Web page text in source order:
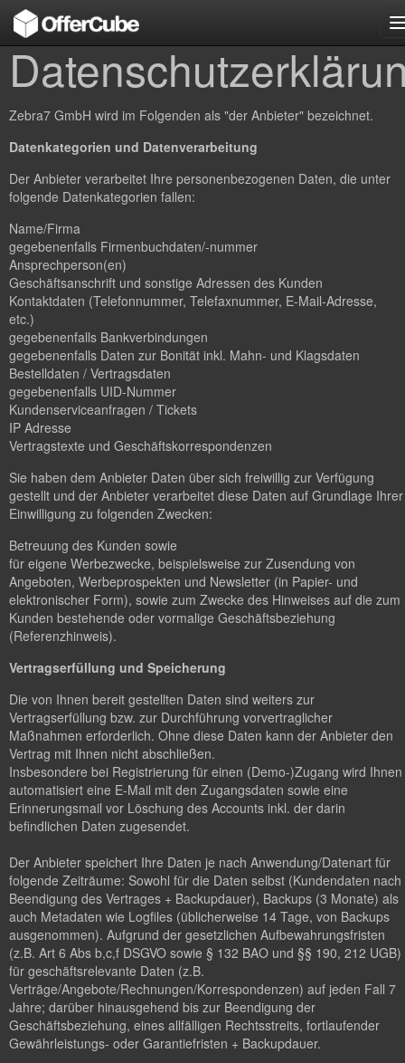
Zebra7 GmbH wird im Folgenden als "der Anbieter" bezeichnet.
Datenkategorien und Datenverarbeitung
Der Anbieter verarbeitet Ihre personenbezogenen Daten, die unter
folgende Datenkategorien fallen:
Name/Firma
gegebenenfalls Firmenbuchdaten/-nummer
Ansprechperson(en)
Geschäftsanschrift und sonstige Adressen des Kunden
Kontaktdaten (Telefonnummer, Telefaxnummer, E-Mail-Adresse,
etc.)
gegebenenfalls Bankverbindungen
gegebenenfalls Daten zur Bonität inkl. Mahn- und Klagsdaten
Bestelldaten / Vertragsdaten
gegebenenfalls UID-Nummer
Kundenserviceanfragen / Tickets
IP Adresse
Vertragstexte und Geschäftskorrespondenzen
Sie haben dem Anbieter Daten über sich freiwillig zur Verfügung
gestellt und der Anbieter verarbeitet diese Daten auf Grundlage Ihrer
Einwilligung zu folgenden Zwecken:
Betreuung des Kunden sowie
für eigene Werbezwecke, beispielsweise zur Zusendung von
Angeboten, Werbeprospekten und Newsletter (in Papier- und
elektronischer Form), sowie zum Zwecke des Hinweises auf die zum
Kunden bestehende oder vormalige Geschäftsbeziehung
(Referenzhinweis).
Vertragserfüllung und Speicherung
Die von Ihnen bereit gestellten Daten sind weiters zur
Vertragserfüllung bzw. zur Durchführung vorvertraglicher
Maßnahmen erforderlich. Ohne diese Daten kann der Anbieter den
Vertrag mit Ihnen nicht abschließen.
Insbesondere bei Registrierung für einen (Demo-)Zugang wird Ihnen
automatisiert eine E-Mail mit den Zugangsdaten sowie eine
Erinnerungsmail vor Löschung des Accounts inkl. der darin
befindlichen Daten zugesendet.
Der Anbieter speichert Ihre Daten je nach Anwendung/Datenart für
folgende Zeiträume: Sowohl für die Daten selbst (Kundendaten nach
Beendigung des Vertrages + Backupdauer), Backups (3 Monate) als
auch Metadaten wie Logfiles (üblicherweise 14 Tage, von Backups
ausgenommen). Aufgrund der gesetzlichen Aufbewahrungsfristen
(z.B. Art 6 Abs b,c,f DSGVO sowie § 132 BAO und §§ 190, 212 UGB)
für geschäftsrelevante Daten (z.B.
Verträge/Angebote/Rechnungen/Korrespondenzen) auf jeden Fall 7
Jahre; darüber hinausgehend bis zur Beendigung der
Geschäftsbeziehung, eines allfälligen Rechtsstreits, fortlaufender
Gewährleistungs- oder Garantiefristen + Backupdauer.